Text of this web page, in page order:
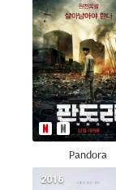
Pandora
2016